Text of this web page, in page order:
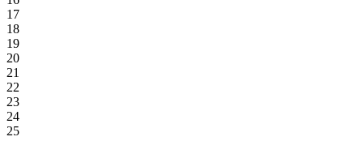
17
18
19
20
21
22
23
24
25